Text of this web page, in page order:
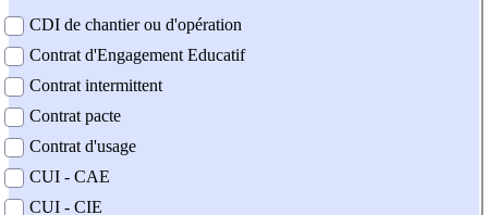
CDI de chantier ou d'opération
Contrat d'Engagement Educatif
Contrat intermittent
Contrat pacte
Contrat d'usage
CUI - CAE
CUI - CIE